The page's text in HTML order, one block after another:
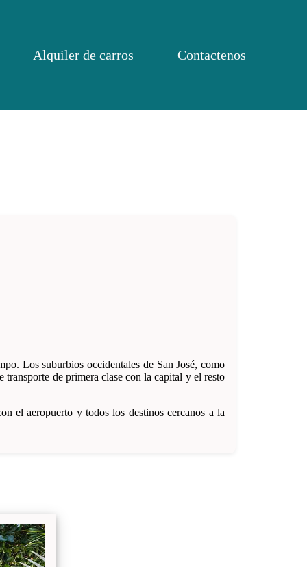
Alquiler de carros Contactenos
Los suburbios occidentales de San José, como
transporte de primera clase con la capital y el resto
el aeropuerto y todos los destinos cercanos a la